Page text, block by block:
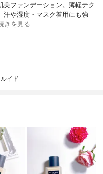
美ファンデーション。薄軽テク
汗や湿度・マスク着用にも強
きを見る
イド